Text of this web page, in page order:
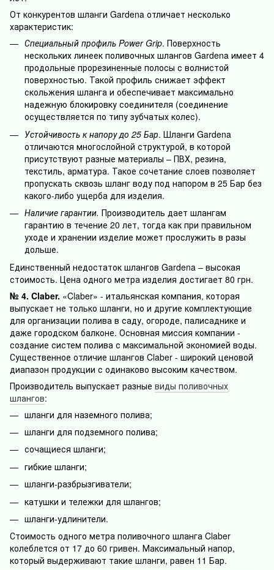
От конкурентов шланги Gardena отличает несколько
характеристик:
Специальный профиль Power Grip. Поверхность
нескольких линеек поливочных шлангов Gardena имеет 4
продольные прорезиненные полосы с волнистой
поверхностью. Такой профиль снижает эффект
скольжения шланга и обеспечивает максимально
надежную блокировку соединителя (соединение
осуществляется по типу зубчатых колес).
Устойчивость к напору до 25 Бар. Шланги Gardena
отличаются многослойной структурой, в которой
присутствуют разные материалы – ПВХ, резина,
текстиль, арматура. Такое сочетание слоев позволяет
пропускать сквозь шланг воду под напором в 25 Бар без
какого-либо ущерба для изделия.
Наличие гарантии. Производитель дает шлангам
гарантию в течение 20 лет, тогда как при правильном
уходе и хранении изделие может прослужить в разы
дольше.
Единственный недостаток шлангов Gardena – высокая
стоимость. Цена одного метра изделия достигает 80 грн.
№ 4. Claber. «Claber» - итальянская компания, которая
выпускает не только шланги, но и другие комплектующие
для организации полива в саду, огороде, палисаднике и
даже городском балконе. Основная миссия компании -
создание систем полива с максимальной экономией воды.
Существенное отличие шлангов Claber - широкий ценовой
диапазон продукции с одинаково высоким качеством.
Производитель выпускает разные виды поливочных
шлангов:
шланги для наземного полива;
шланги для подземного полива;
сочащиеся шланги;
гибкие шланги;
шланги-разбрызгиватели;
катушки и тележки для шлангов;
шланги-удлинители.
Стоимость одного метра поливочного шланга Claber
колеблется от 17 до 60 гривен. Максимальный напор,
который выдерживают такие шланги, равен 11 Бар.